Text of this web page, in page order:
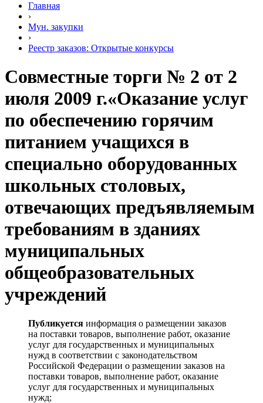
Главная
›
Мун. закупки
›
Реестр заказов: Открытые конкурсы
Совместные торги № 2 от 2
июля 2009 г.«Оказание услуг
по обеспечению горячим
питанием учащихся в
специально оборудованных
школьных столовых,
отвечающих предъявляемым
требованиям в зданиях
муниципальных
общеобразовательных
учреждений
Публикуется информация о размещении заказов
на поставки товаров, выполнение работ, оказание
услуг для государственных и муниципальных
нужд в соответствии с законодательством
Российской Федерации о размещении заказов на
поставки товаров, выполнение работ, оказание
услуг для государственных и муниципальных
нужд;